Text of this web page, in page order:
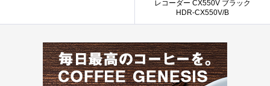
レコーダー CX550V ブラック
HDR-CX550V/B